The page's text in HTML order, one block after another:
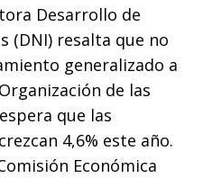
Desarrollo de
(DNI) resalta que no
generalizado a
de las
que las
4,6% este año.
Económica